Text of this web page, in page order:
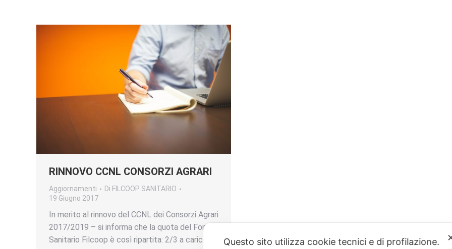
RINNOVO CCNL CONSORZI AGRARI
Aggiornamenti Di FILCOOP SANITARIO
19 Giugno 2017
In merito al rinnovo del CCNL dei Consorzi Agrari
2017/2019 – si informa che la quota del Fondo
Sanitario Filcoop è così ripartita: 2/3 a carico
Questo sito utilizza cookie tecnici e di profilazione.